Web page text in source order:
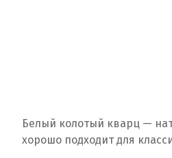
Белый колотый кварц —
хорошо подходит для